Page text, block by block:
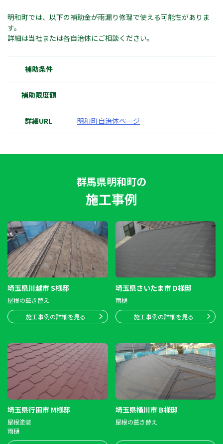
明和町では、以下の補助金が雨漏り修理で使える可能性がありま
す。
詳細は当社または各自治体にご相談ください。
補助条件
補助限度額
詳細URL 明和町自治体ページ
群馬県明和町の
施工事例
埼玉県川越市 S様邸
屋根の葺き替え
施工事例の詳細を見る
埼玉県さいたま市 D様邸
雨樋
施工事例の詳細を見る
埼玉県行田市 M様邸
屋根塗装
雨樋
埼玉県桶川市 B様邸
屋根の葺き替え